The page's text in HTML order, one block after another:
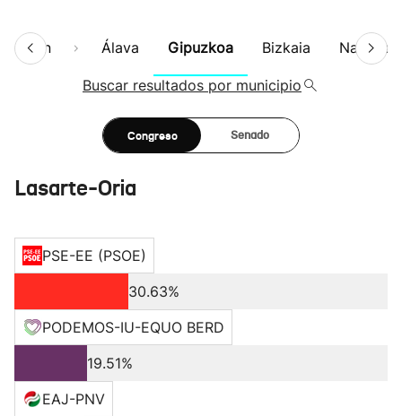
Álava Gipuzkoa Bizkaia Navarra
Buscar resultados por municipio
Congreso Senado
Lasarte-Oria
PSE-EE (PSOE)
30.63%
PODEMOS-IU-EQUO BERD
19.51%
EAJ-PNV